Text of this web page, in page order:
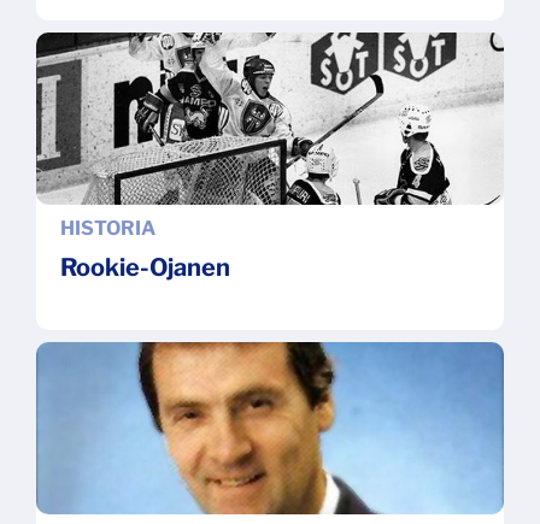
Rookie-Ojanen
HISTORIA